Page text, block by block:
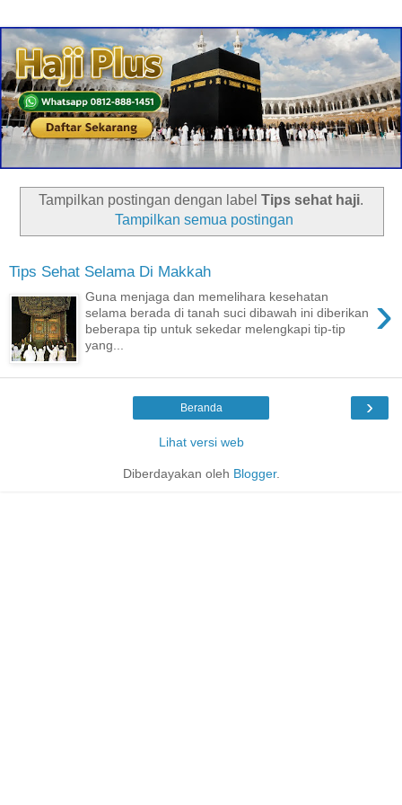
Tampilkan postingan dengan label Tips sehat haji.
Tampilkan semua postingan
Tips Sehat Selama Di Makkah
›
Guna menjaga dan memelihara kesehatan
selama berada di tanah suci dibawah ini diberikan
beberapa tip untuk sekedar melengkapi tip-tip
yang...
›
Beranda
Lihat versi web
Diberdayakan oleh Blogger.